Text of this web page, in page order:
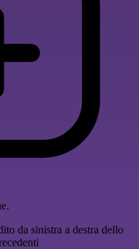
da sinistra a destra dello